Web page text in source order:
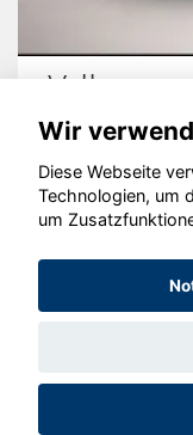
©
Wir
Diese Webseite
Technologien, um
um